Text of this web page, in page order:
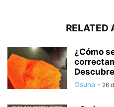
RELATED
¿Cómo
Osuna - 26